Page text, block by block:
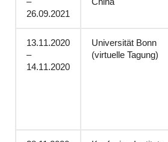
26.09.2021
13.11.2020
–
14.11.2020
Universität Bonn
(virtuelle Tagung)